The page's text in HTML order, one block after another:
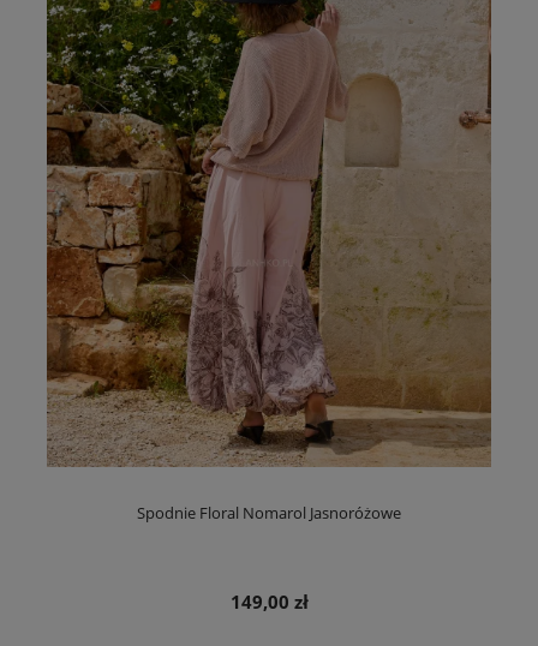
Spodnie Floral Nomarol Jasnoróżowe
149,00 zł